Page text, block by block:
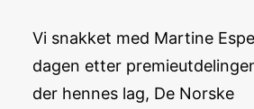
Vi snakket med Martine
dagen etter
der hennes lag, De Norske